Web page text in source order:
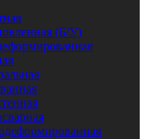
(Б/У)